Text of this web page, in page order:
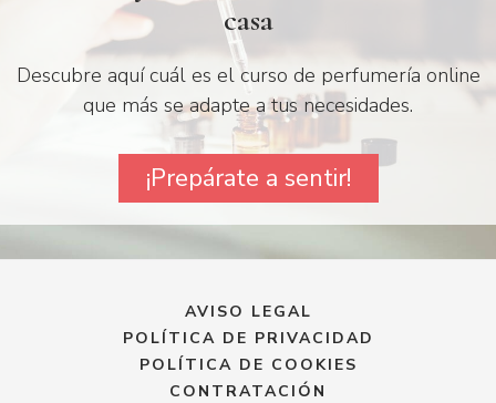
casa
Descubre aquí cuál es el curso de perfumería online
que más se adapte a tus necesidades.
¡Prepárate a sentir!
AVISO LEGAL
POLÍTICA DE PRIVACIDAD
POLÍTICA DE COOKIES
CONTRATACIÓN